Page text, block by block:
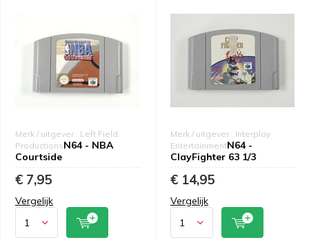
Merk / uitgever : Left Field
ProductionsN64 - NBA
Courtside
€ 7,95
Vergelijk
Merk / uitgever : Interplay
EntertainmentN64 -
ClayFighter 63 1/3
€ 14,95
Vergelijk